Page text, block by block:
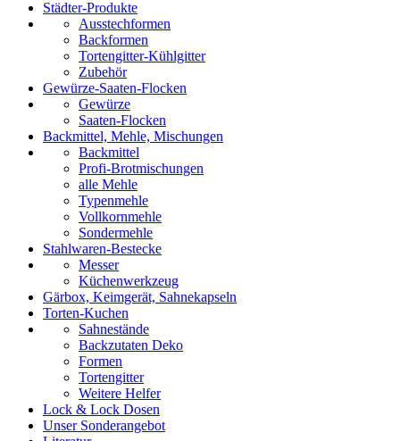
Städter-Produkte
Ausstechformen
Backformen
Tortengitter-Kühlgitter
Zubehör
Gewürze-Saaten-Flocken
Gewürze
Saaten-Flocken
Backmittel, Mehle, Mischungen
Backmittel
Profi-Brotmischungen
alle Mehle
Typenmehle
Vollkornmehle
Sondermehle
Stahlwaren-Bestecke
Messer
Küchenwerkzeug
Gärbox, Keimgerät, Sahnekapseln
Torten-Kuchen
Sahnestände
Backzutaten Deko
Formen
Tortengitter
Weitere Helfer
Lock & Lock Dosen
Unser Sonderangebot